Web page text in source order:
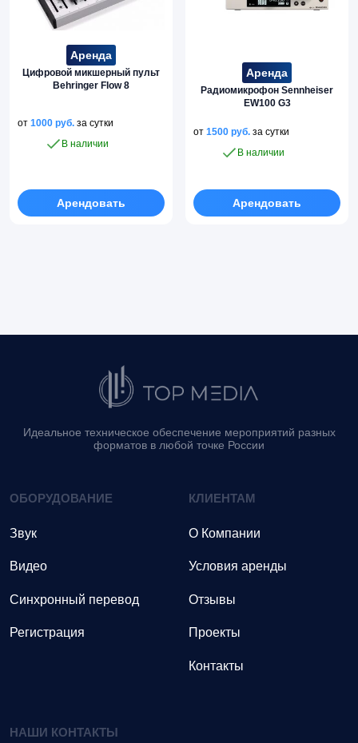
Аренда
Цифровой микшерный пульт
Behringer Flow 8
от 1000 руб. за сутки
В наличии
Арендовать
Аренда
Радиомикрофон Sennheiser
EW100 G3
от1500руб. за сутки
В наличии
Арендовать
Идеальное техническое обеспечение мероприятий разных
форматов в любой точке России
ОБОРУДОВАНИЕ
Звук
Видео
Синхронный перевод
Регистрация
КЛИЕНТАМ
О Компании
Условия аренды
Отзывы
Проекты
Контакты
НАШИ КОНТАКТЫ